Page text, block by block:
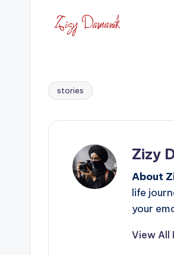
Tags:
stories
Zizy
About
life
your
View All